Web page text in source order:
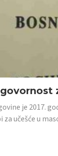
je 2017.
učešće u